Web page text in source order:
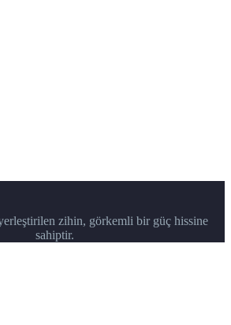
zihin, görkemli bir güç hissine
sahiptir.